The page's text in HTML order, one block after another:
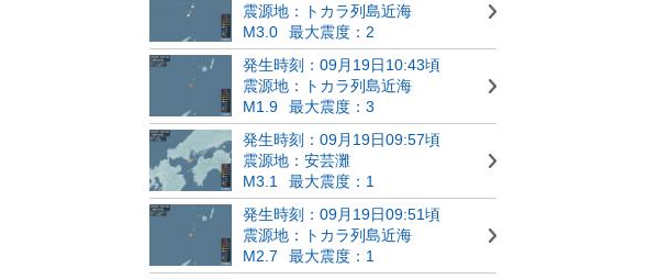
震源地：トカラ列島近海
M3.0
最大震度：2
発生時刻：09月19日10:43頃
震源地：トカラ列島近海
M1.9
最大震度：3
発生時刻：09月19日09:57頃
震源地：安芸灘
M3.1
最大震度：1
発生時刻：09月19日09:51頃
震源地：トカラ列島近海
M2.7
最大震度：1